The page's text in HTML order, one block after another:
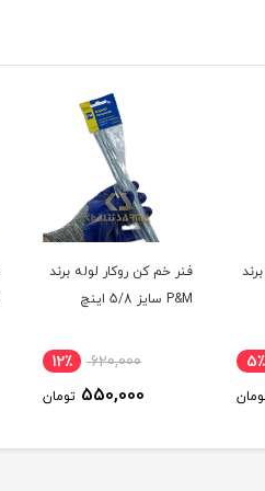
5٪
فنر خم کن روکار لوله برند
P&M سایز 5/8 اینچ
620,000 12٪
550,000 تومان